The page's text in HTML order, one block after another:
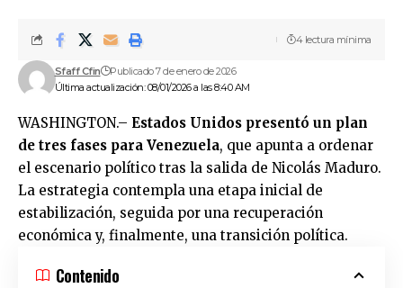
Última actualización: 08/01/2026 a las 8:40 AM
Sfaff Cfin Publicado 7 de enero de 2026
4 lectura mínima
WASHINGTON.– Estados Unidos presentó un plan
de tres fases para Venezuela, que apunta a ordenar
el escenario político tras la salida de Nicolás Maduro.
La estrategia contempla una etapa inicial de
estabilización, seguida por una recuperación
económica y, finalmente, una transición política.
Contenido